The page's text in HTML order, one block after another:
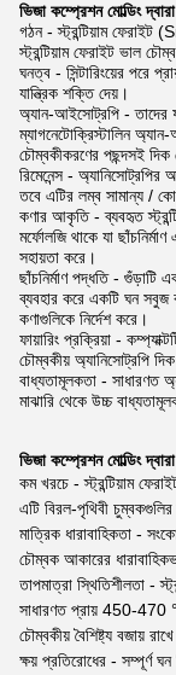
ভিজা কম্প্রেশন মোল্ডিং
গঠন - স্ট্রন্টিয়াম ফেরাইট
স্ট্রন্টিয়াম ফেরাইট ভাল
ঘনত্ব - সিন্টারিংয়ের পরে
যান্ত্রিক শক্তি দেয়।
অ্যান-আইসোট্রপি - তাদের
ম্যাগনেটোক্রিস্টালিন
চৌম্বকীকরণের পছন্দসই দিক
রিমেনেন্স - অ্যানিসোট্রপির
তবে এটির লম্ব সামান্য /
কণার আকৃতি - ব্যবহৃত
মর্ফোলজি থাকে যা
সহায়তা করে।
ছাঁচনির্মাণ পদ্ধতি - গুঁড়াটি
ব্যবহার করে একটি ঘন সবুজ
কণাগুলিকে নির্দেশ করে।
ফায়ারিং প্রক্রিয়া -
চৌম্বকীয় অ্যানিসোট্রপি
বাধ্যতামূলকতা - সাধারণত
মাঝারি থেকে উচ্চ
ভিজা কম্প্রেশন মোল্ডিং
কম খরচে - স্ট্রন্টিয়াম
এটি বিরল-পৃথিবী
মাত্রিক ধারাবাহিকতা -
চৌম্বক আকারের
তাপমাত্রা স্থিতিশীলতা -
সাধারণত প্রায় 450-470 °
চৌম্বকীয় বৈশিষ্ট্য বজায়
ক্ষয় প্রতিরোধের - সম্পূর্ণ